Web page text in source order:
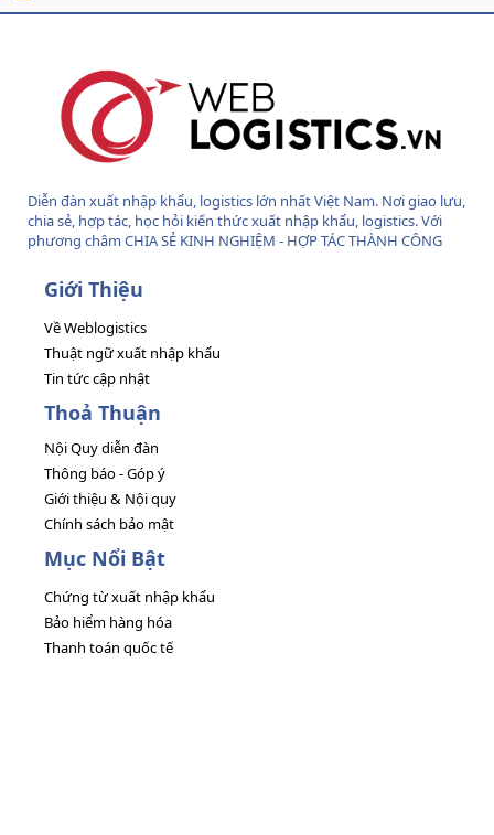
Diễn đàn xuất nhập khẩu, logistics lớn nhất Việt Nam. Nơi giao lưu,
chia sẻ, hợp tác, học hỏi kiến thức xuất nhập khẩu, logistics. Với
phương châm CHIA SẺ KINH NGHIỆM - HỢP TÁC THÀNH CÔNG
Giới Thiệu
Về Weblogistics
Thuật ngữ xuất nhập khẩu
Tin tức cập nhật
Thoả Thuận
Nội Quy diễn đàn
Thông báo - Góp ý
Giới thiệu & Nội quy
Chính sách bảo mật
Mục Nổi Bật
Chứng từ xuất nhập khẩu
Bảo hiểm hàng hóa
Thanh toán quốc tế